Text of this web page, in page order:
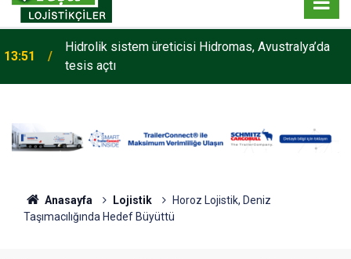
13:51
Hidrolik sistem üreticisi Hidromas, Avustralya’da
tesis açtı
Anasayfa Lojistik
Horoz Lojistik, Deniz
Taşımacılığında Hedef Büyüttü